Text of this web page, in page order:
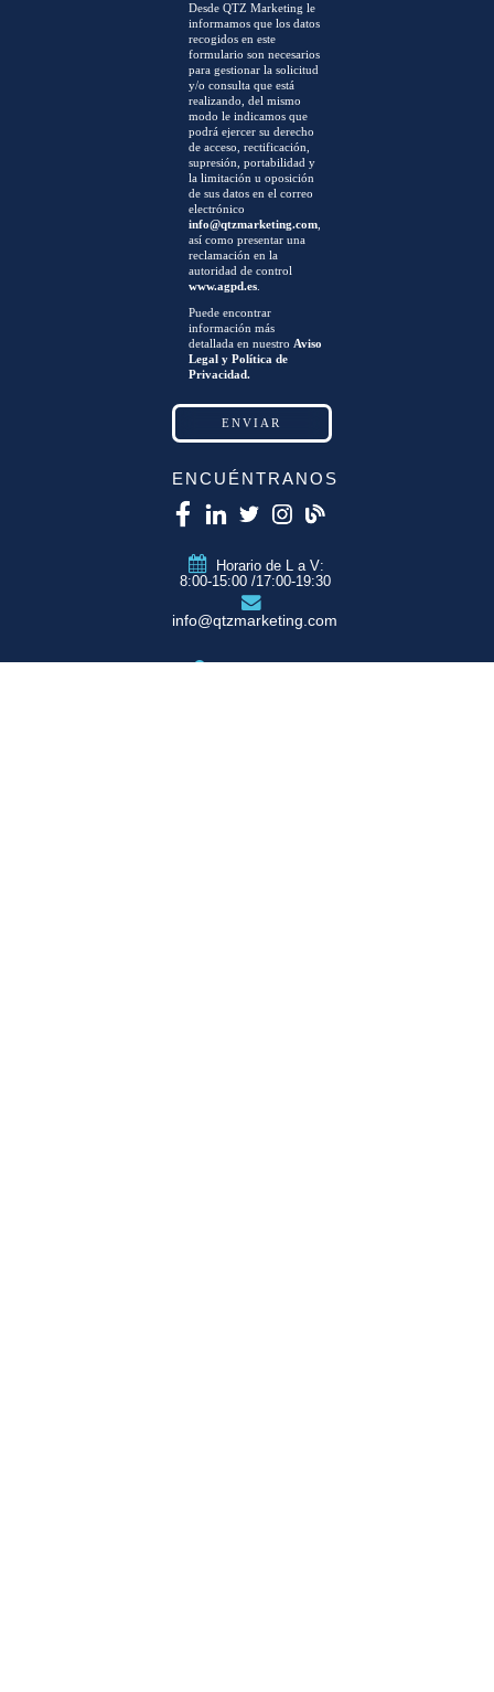
Desde QTZ Marketing le
informamos que los datos
recogidos en este
formulario son necesarios
para gestionar la solicitud
y/o consulta que está
realizando, del mismo
modo le indicamos que
podrá ejercer su derecho
de acceso, rectificación,
supresión, portabilidad y
la limitación u oposición
de sus datos en el correo
electrónico
info@qtzmarketing.com,
así como presentar una
reclamación en la
autoridad de control
www.agpd.es.
Puede encontrar
información más
detallada en nuestro Aviso
Legal y Política de
Privacidad.
ENCUÉNTRANOS
Horario de L a V:
8:00-15:00 /17:00-19:30
info@qtzmarketing.com